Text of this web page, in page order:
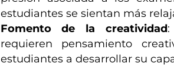
estudiantes se sientan más
Fomento de la creatividad:
requieren pensamiento
estudiantes a desarrollar su